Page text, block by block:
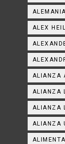
ALEX
ALIANZA
ALIANZA
ALIANZA
ALIANZA